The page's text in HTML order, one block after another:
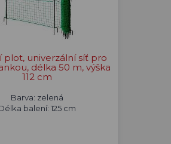
plot, univerzální síť pro
délka 50 m, výška
112 cm
Barva: zelená
balení: 125 cm